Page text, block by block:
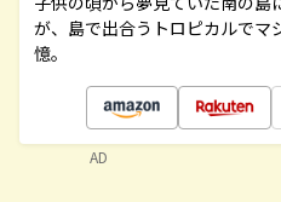
が、島で出合うトロピカルでマ
憶。
AD